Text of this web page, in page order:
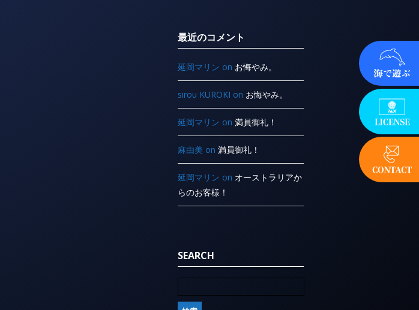
最近のコメント
延岡マリン on お悔やみ。
sirou KUROKI on お悔やみ。
延岡マリン on満員御礼！
麻由美 on満員御礼！
延岡マリン on オーストラリアか
らのお客様！
SEARCH